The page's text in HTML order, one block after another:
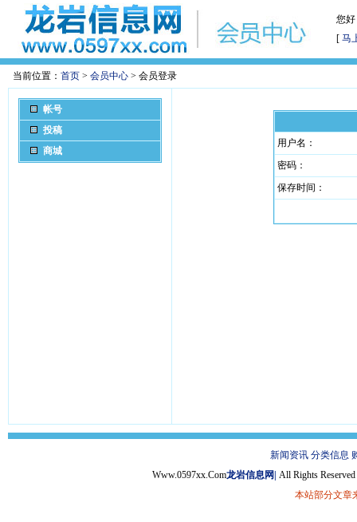
您
[ 马
当前位置： 首页 > 会员中心 > 会员登录
帐号
会员登录
注册帐号
用户名：
密码：
保存时间：
新闻资讯 分类信息
Www.0597xx.Com龙岩信息网| All Rights
本站部分文章